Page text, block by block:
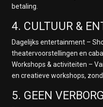
betaling.
4. CULTUUR &
Dagelijks entertainment –
theatervoorstellingen en
Workshops & activiteiten –
en creatieve workshops,
5. GEEN